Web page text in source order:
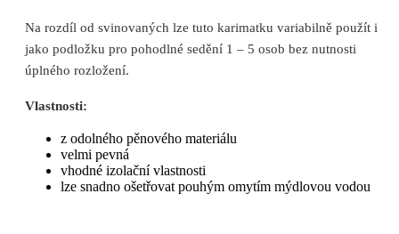
Na rozdíl od svinovaných lze tuto karimatku variabilně použít i
jako podložku pro pohodlné sedění 1 – 5 osob bez nutnosti
úplného rozložení.
Vlastnosti:
z odolného pěnového materiálu
velmi pevná
vhodné izolační vlastnosti
lze snadno ošetřovat pouhým omytím mýdlovou vodou